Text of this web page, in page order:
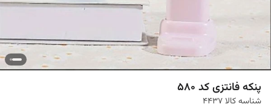
پنکه فانتزی کد 580
شناسه کالا4437